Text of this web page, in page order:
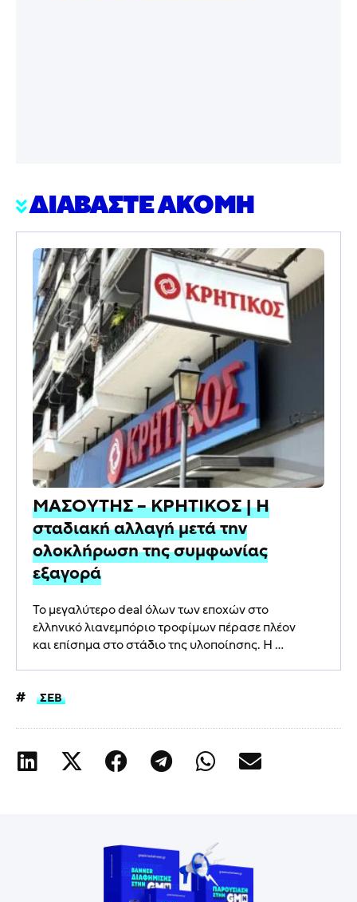
ΔΙΑΒΑΣΤΕ ΑΚΟΜΗ
ΜΑΣΟΥΤΗΣ – ΚΡΗΤΙΚΟΣ | Η
σταδιακή αλλαγή μετά την
ολοκλήρωση της συμφωνίας
εξαγορά
Το μεγαλύτερο deal όλων των εποχών στο
ελληνικό λιανεμπόριο τροφίμων πέρασε πλέον
και επίσημα στο στάδιο της υλοποίησης. Η ...
ΣΕΒ